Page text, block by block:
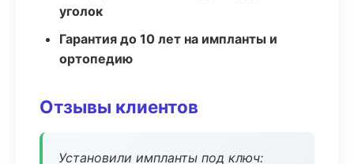
уголок
Гарантия до 10 лет на импланты и
ортопедию
Отзывы клиентов
Установили импланты под ключ: